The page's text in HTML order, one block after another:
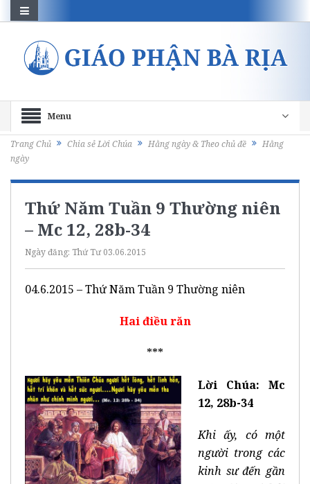
Menu
Trang Chủ Chia sẻ Lời Chúa Hằng ngày & Theo chủ đề
Hằng
ngày
Thứ Năm Tuần 9 Thường niên
– Mc 12, 28b-34
Ngày đăng: Thứ Tư 03.06.2015
04.6.2015 – Thứ Năm Tuần 9 Thường niên
Hai điều răn
***
Lời Chúa: Mc
12, 28b-34
Khi ấy, có một
người trong các
kinh sư đến gần